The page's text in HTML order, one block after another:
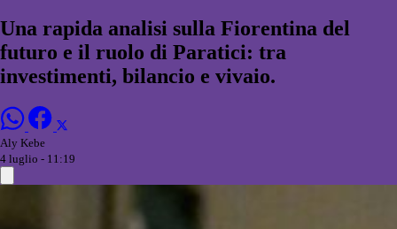
Una rapida analisi sulla Fiorentina del
futuro e il ruolo di Paratici: tra
investimenti, bilancio e vivaio.
Aly Kebe
4 luglio - 11:19